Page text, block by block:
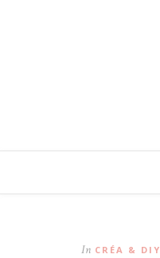
In CRÉA & DIY